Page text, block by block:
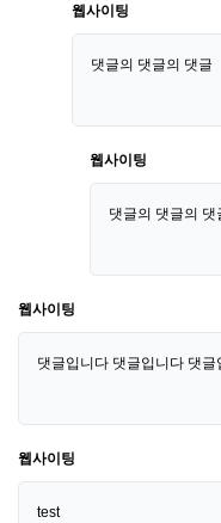
웹사이팅
댓글의 댓글의 댓글
웹사이팅
댓글의 댓글의 댓
웹사이팅
댓글입니다 댓글입니다 댓
웹사이팅
test